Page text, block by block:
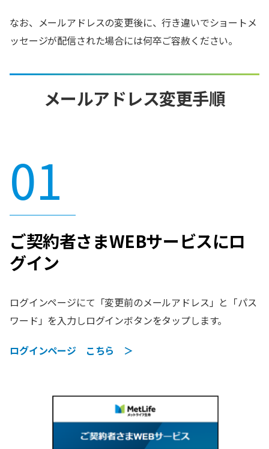
なお、メールアドレスの変更後に、行き違いでショートメ
ッセージが配信された場合には何卒ご容赦ください。
メールアドレス変更手順
01
ご契約者さまWEBサービスにロ
グイン
ログインページにて「変更前のメールアドレス」と「パス
ワード」を入力しログインボタンをタップします。
ログインページ こちら ＞